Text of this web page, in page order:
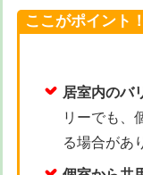
ここがポイント！
居室内のバ
リーでも、
る場合があ